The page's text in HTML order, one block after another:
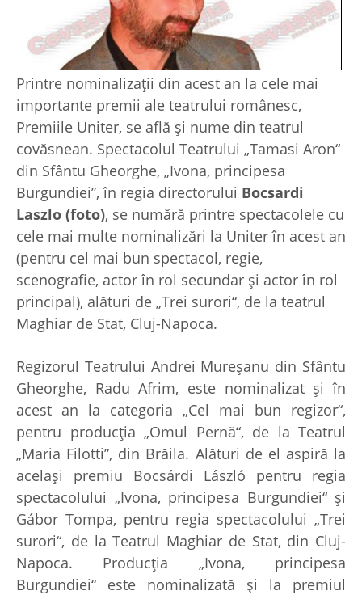
Printre nominalizaţii din acest an la cele mai
importante premii ale teatrului românesc,
Premiile Uniter, se află şi nume din teatrul
covăsnean. Spectacolul Teatrului „Tamasi Aron“
din Sfântu Gheorghe, „Ivona, principesa
Burgundiei”, în regia directorului Bocsardi
Laszlo (foto), se numără printre spectacolele cu
cele mai multe nominalizări la Uniter în acest an
(pentru cel mai bun spectacol, regie,
scenografie, actor în rol secundar şi actor în rol
principal), alături de „Trei surori“, de la teatrul
Maghiar de Stat, Cluj-Napoca.
Regizorul Teatrului Andrei Mureşanu din Sfântu
Gheorghe, Radu Afrim, este nominalizat şi în
acest an la categoria „Cel mai bun regizor“,
pentru producţia „Omul Pernă“, de la Teatrul
„Maria Filotti”, din Brăila. Alături de el aspiră la
acelaşi premiu Bocsárdi László pentru regia
spectacolului „Ivona, principesa Burgundiei“ şi
Gábor Tompa, pentru regia spectacolului „Trei
surori“, de la Teatrul Maghiar de Stat, din Cluj-
Napoca. Producţia „Ivona, principesa
Burgundiei“ este nominalizată şi la premiul